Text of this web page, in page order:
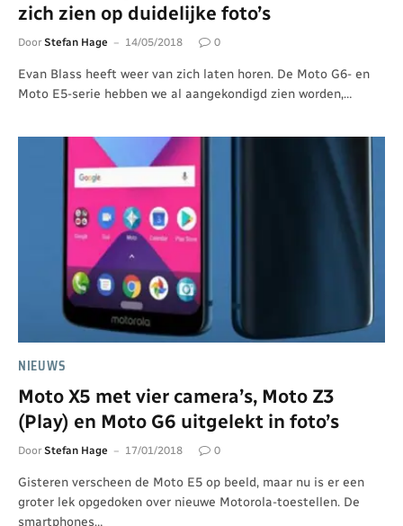
zich zien op duidelijke foto’s
Door Stefan Hage 14/05/2018 0
Evan Blass heeft weer van zich laten horen. De Moto G6- en
Moto E5-serie hebben we al aangekondigd zien worden,…
NIEUWS
Moto X5 met vier camera’s, Moto Z3
(Play) en Moto G6 uitgelekt in foto’s
Door Stefan Hage 17/01/2018 0
Gisteren verscheen de Moto E5 op beeld, maar nu is er een
groter lek opgedoken over nieuwe Motorola-toestellen. De
smartphones…